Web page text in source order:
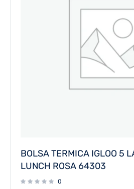
BOLSA TERMICA IGLOO 5
LUNCH ROSA 64303
0